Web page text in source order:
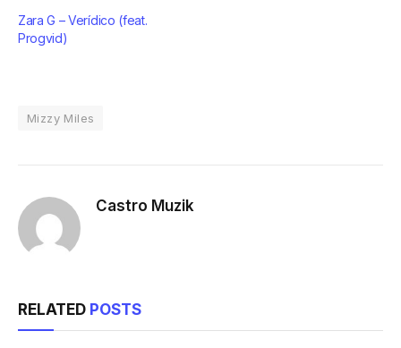
Zara G – Verídico (feat.
Progvid)
Mizzy Miles
Castro Muzik
RELATED POSTS